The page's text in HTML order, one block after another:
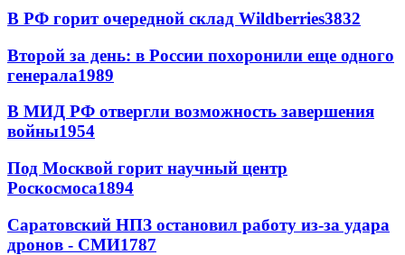
В РФ горит очередной склад Wildberries3832
Второй за день: в России похоронили еще одного
генерала1989
В МИД РФ отвергли возможность завершения
войны1954
Под Москвой горит научный центр
Роскосмоса1894
Саратовский НПЗ остановил работу из-за удара
дронов - СМИ1787